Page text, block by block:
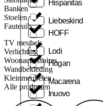
Liebeskind
Lodi
Macarena
Hispanitas
HOFF
Hogan
Inuovo
Banken
Stoelen
Fauteuils
TV meubels
Verlichting
Woonaccessoires
Wandbekleding
Kleinmeubelen
Alle producten